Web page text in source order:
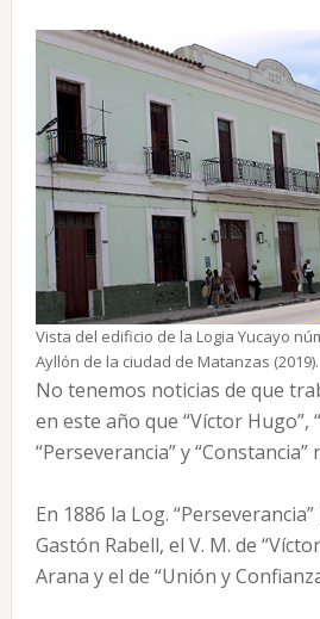
Vista del edificio de la Logia Yucayo
Ayllón de la ciudad de Matanzas (2019).
No tenemos noticias de que
en este año que “Víctor Hugo”,
“Perseverancia” y “Constancia”
En 1886 la Log.
Gastón Rabell, el V. M. de
Arana y el de “Unión y